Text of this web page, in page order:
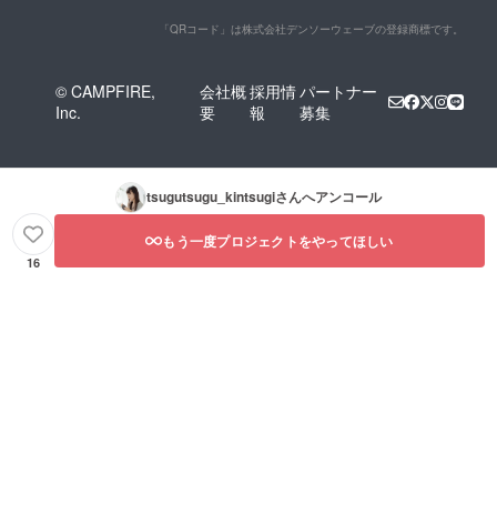
「QRコード」は株式会社デンソーウェーブの登録商標です。
© CAMPFIRE,
Inc.
会社概
要
採用情
報
パートナー
募集
tsugutsugu_kintsugiさんへアンコール
16
もう一度プロジェクトをやってほしい